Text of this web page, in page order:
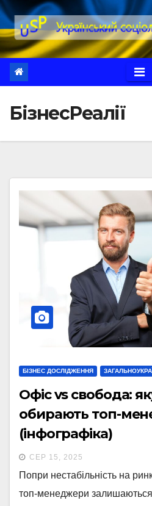
Перейти
до
вмісту
БізнесРеалії
БІЗНЕС ДОСЛІДЖЕННЯ
Офіс vs свобода:
обирають топ-
(інфографіка)
СЕР 15, 2025
Попри нестабільність на
топ-менеджери залишаються